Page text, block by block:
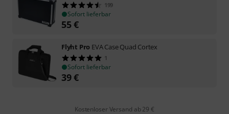
199
Sofort lieferbar
55€
Flyht Pro EVA Case Quad Cortex
1
Sofort lieferbar
39€
Kostenloser Versand ab 29 €